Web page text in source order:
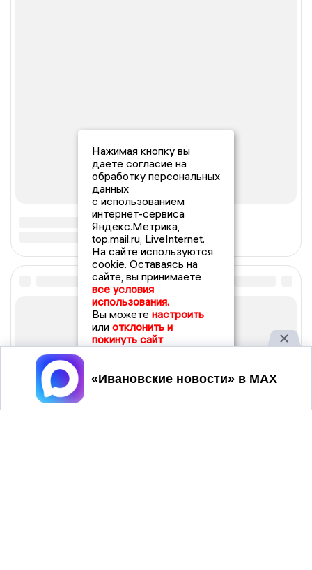
Нажимая кнопку вы
даете согласие на
обработку персональных
данных
с использованием
интернет-сервиса
Яндекс.Метрика,
top.mail.ru, LiveInternet.
На сайте используются
cookie. Оставаясь на
сайте, вы принимаете
все условия
использования.
Вы можете настроить
или отклонить и
покинуть сайт
Принять